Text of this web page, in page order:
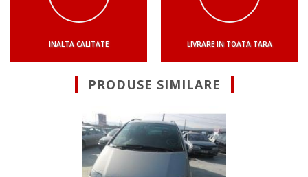
INALTA CALITATE LIVRARE IN TOATA TARA
PRODUSE SIMILARE
Suna pentru Oferta!
stop dreapta Seat Alhambra
1996-2010/03